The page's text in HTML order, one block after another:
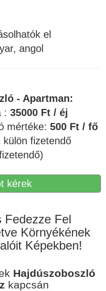
el
angol
- Apartman:
: 35000 Ft / éj
mértéke: 500 Ft / fő
fizetendő
kérek
Fedezze Fel
Környékének
Képekben!
Hajdúszoboszló
kapcsán